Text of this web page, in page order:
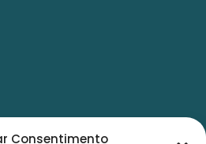
Consentimento